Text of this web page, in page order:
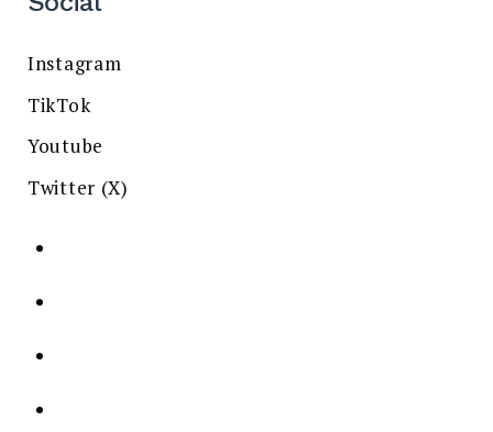
Instagram
TikTok
Youtube
Twitter (X)